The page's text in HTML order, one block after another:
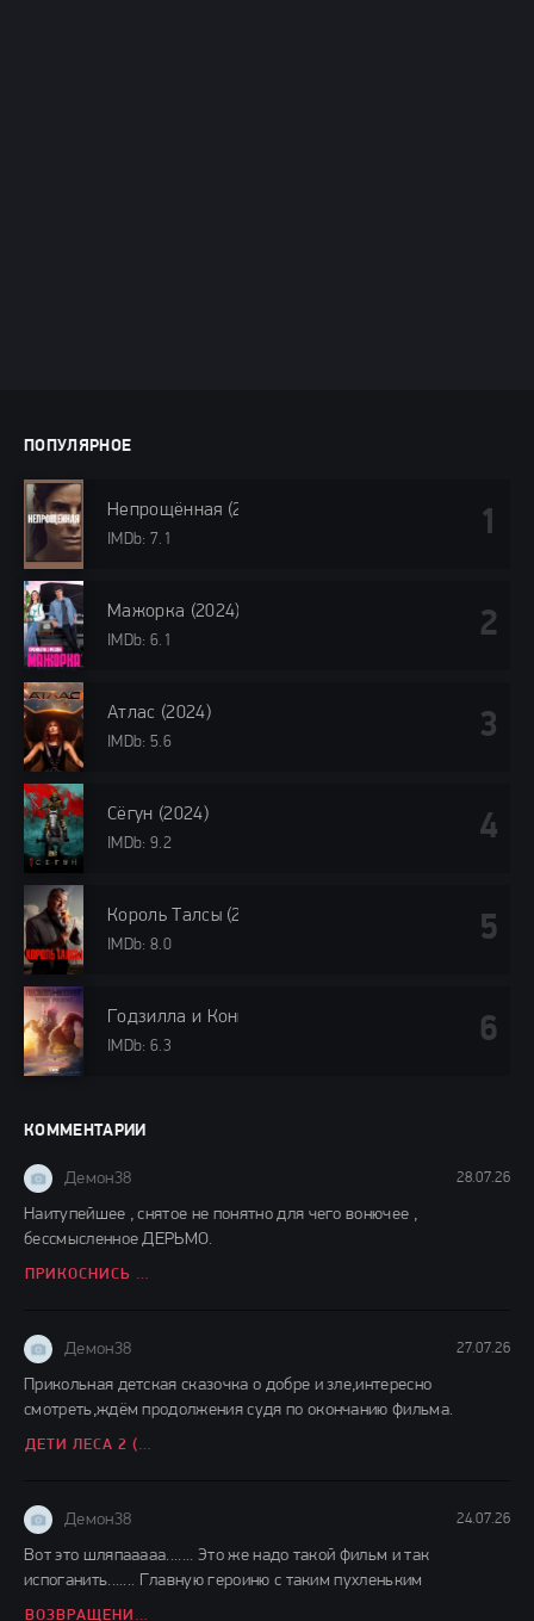
ПОПУЛЯРНОЕ
Непрощённая (2024)
IMDb: 7.1
Мажорка (2024)
IMDb: 6.1
Атлас (2024)
IMDb: 5.6
Сёгун (2024)
IMDb: 9.2
Король Талсы (2024)
IMDb: 8.0
Годзилла и Конг: Новая империя (2024)
IMDb: 6.3
КОММЕНТАРИИ
Демон38 28.07.26
Наитупейшее , снятое не понятно для чего вонючее ,
бессмысленное ДЕРЬМО.
ПРИКОСНИСЬ КО МНЕ (2026)
Демон38 27.07.26
Прикольная детская сказочка о добре и зле,интересно
смотреть,ждём продолжения судя по окончанию фильма.
ДЕТИ ЛЕСА 2 (2026)
Демон38 24.07.26
Вот это шляпааааа....... Это же надо такой фильм и так
испоганить....... Главную героиню с таким пухленьким
ВОЗВРАЩЕНИЕ ГРЕМЛИНОВ (2026)